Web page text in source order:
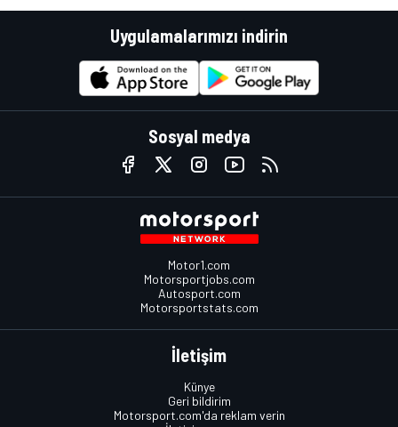
Uygulamalarımızı indirin
Sosyal medya
Motor1.com
Motorsportjobs.com
Autosport.com
Motorsportstats.com
İletişim
Künye
Geri bildirim
Motorsport.com'da reklam verin